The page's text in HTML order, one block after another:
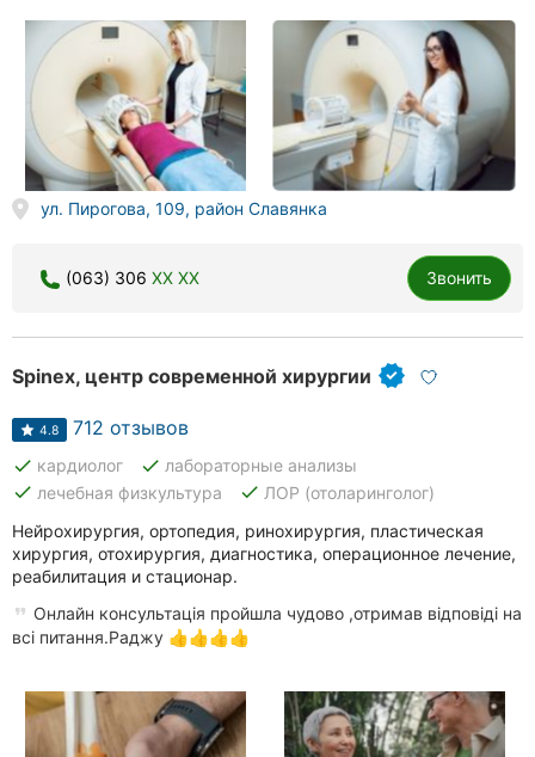
ул. Пирогова, 109, район Славянка
(063) 306 XX XX Звонить
Spinex, центр современной хирургии
4.8 712 отзывов
done кардиолог done лабораторные анализы
done лечебная физкультура done ЛОР (отоларинголог)
Нейрохирургия, ортопедия, ринохирургия, пластическая
хирургия, отохирургия, диагностика, операционное лечение,
реабилитация и стационар.
Онлайн консультація пройшла чудово ,отримав відповіді на
всі питання.Раджу 👍👍👍👍